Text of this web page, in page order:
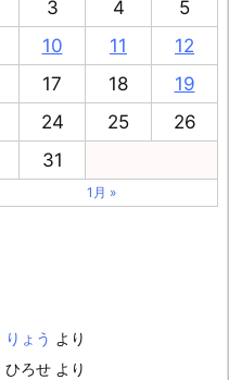
3 4
5
10 11
12
17 18
19
24 25
26
31
1月 »
りょう より
ひろせ より